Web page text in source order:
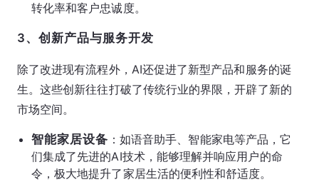
转化率和客户忠诚度。
3、创新产品与服务开发
除了改进现有流程外，AI还促进了新型产品和服务的诞
生。这些创新往往打破了传统行业的界限，开辟了新的
市场空间。
智能家居设备 ：如语音助手、智能家电等产品，它
们集成了先进的AI技术，能够理解并响应用户的命
令，极大地提升了家居生活的便利性和舒适度。